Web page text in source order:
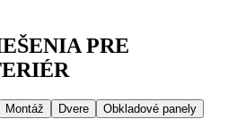
PRE
Montáž Dvere
Obkladové panely